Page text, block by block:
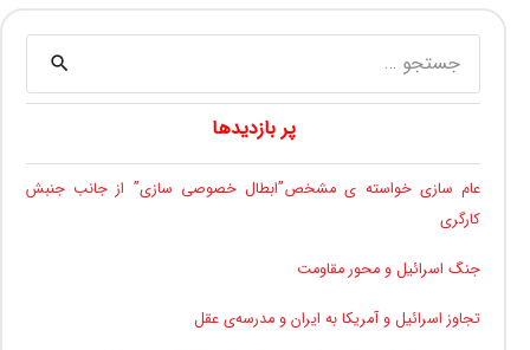
برای:
پر بازدیدها
عام سازی خواسته ی مشخص”ابطال خصوصی سازی” از جانب جنبش
کارگری
جنگ اسرائیل و محور مقاومت
تجاوز اسرائیل و آمریکا به ایران و مدرسه‌ی عقل